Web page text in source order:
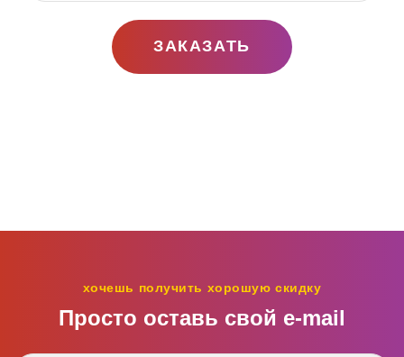
ЗАКАЗАТЬ
хочешь получить хорошую скидку
Просто оставь свой e‑mail